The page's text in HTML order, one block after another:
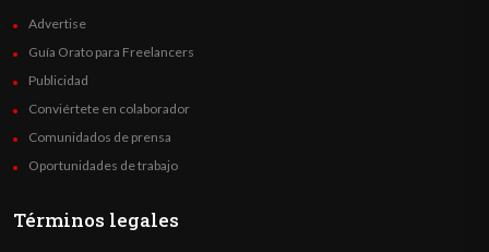
Advertise
Guía Orato para Freelancers
Publicidad
Conviértete en colaborador
Comunidados de prensa
Oportunidades de trabajo
Términos legales